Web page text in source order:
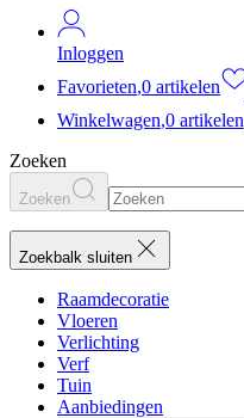
Inloggen
Favorieten,0 artikelen
Winkelwagen,0 artikelen
Zoeken
Zoeken
Zoekbalk sluiten
Raamdecoratie
Vloeren
Verlichting
Verf
Tuin
Aanbiedingen